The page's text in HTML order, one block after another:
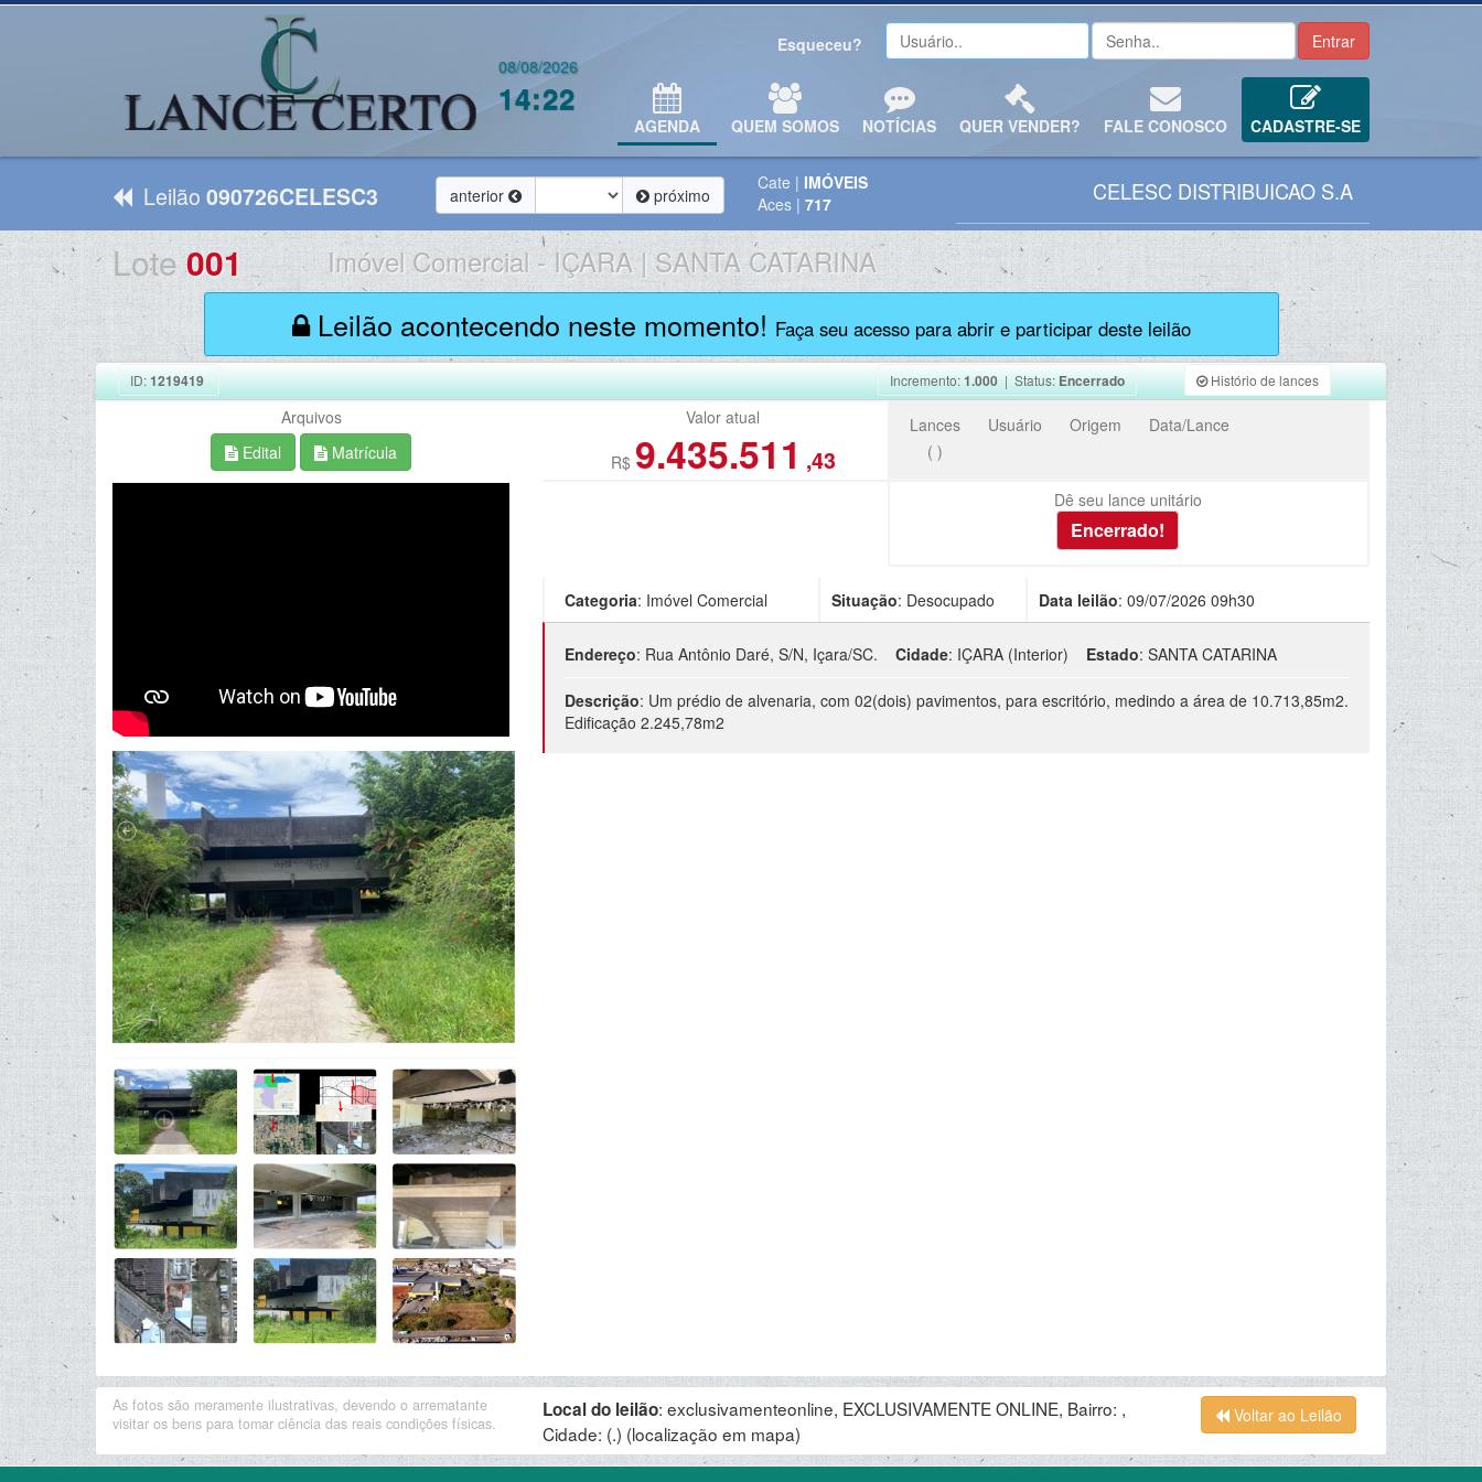
08/08/2026
14:22
Esqueceu?
AGENDA QUEM SOMOS NOTÍCIAS QUER VENDER? FALE CONOSCO CADASTRE-SE
Leilão 090726CELESC3 anterior próximo
Cate | IMÓVEIS
Aces | 717 CELESC DISTRIBUICAO S.A
Lote001 Imóvel Comercial - IÇARA | SANTA CATARINA
Leilão acontecendo neste momento! Faça seu acesso para abrir e participar deste leilão
ID:1219419 Incremento:1.000 | Status:Encerrado Histório de lances
Arquivos
Edital
Matrícula
Valor atual
R$ 9.435.511 ,43
Lances
( )
Usuário Origem Data/Lance
Dê seu lance unitário
Categoria: Imóvel Comercial Situação: Desocupado Data leilão: 09/07/2026 09h30
Endereço: Rua Antônio Daré, S/N, Içara/SC. Cidade: IÇARA (Interior) Estado: SANTA CATARINA
Descrição: Um prédio de alvenaria, com 02(dois) pavimentos, para escritório, medindo a área de 10.713,85m2.
Edificação 2.245,78m2
As fotos são meramente ilustrativas, devendo o arrematante
visitar os bens para tomar ciência das reais condições físicas.
Local do leilão: exclusivamenteonline, EXCLUSIVAMENTE ONLINE, Bairro: ,
Cidade: (.) (localização em mapa)
Voltar ao Leilão